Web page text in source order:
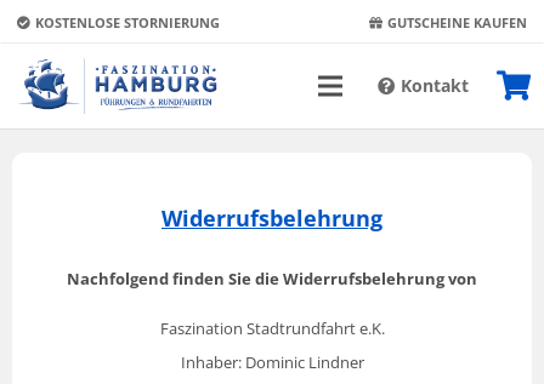
KOSTENLOSE STORNIERUNG GUTSCHEINE KAUFEN
Kontakt
Widerrufsbelehrung
Nachfolgend finden Sie die Widerrufsbelehrung von
Faszination Stadtrundfahrt e.K.
Inhaber: Dominic Lindner